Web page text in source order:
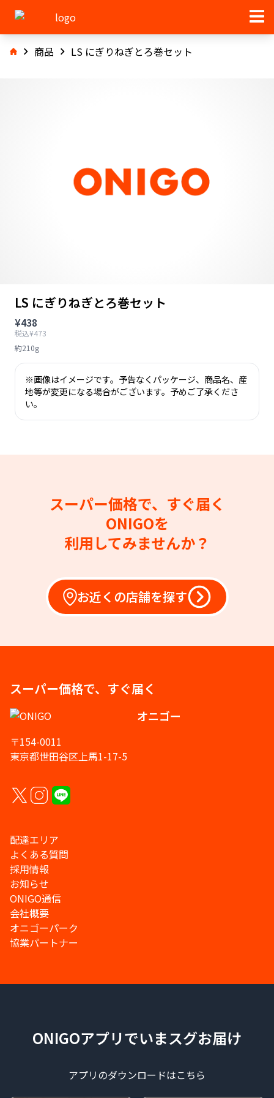
商品 LS にぎりねぎとろ巻セット
LS にぎりねぎとろ巻セット
¥438
税込¥473
約210g
※画像はイメージです。予告なくパッケージ、商品名、産
地等が変更になる場合がございます。予めご了承くださ
い。
スーパー価格で、すぐ届く
ONIGOを
利用してみませんか？
お近くの店舗を探す
スーパー価格で、すぐ届く
オニゴー
〒154-0011
東京都世田谷区上馬1-17-5
配達エリア
よくある質問
採用情報
お知らせ
ONIGO通信
会社概要
オニゴーパーク
協業パートナー
ONIGOアプリでいまスグお届け
アプリのダウンロードはこちら